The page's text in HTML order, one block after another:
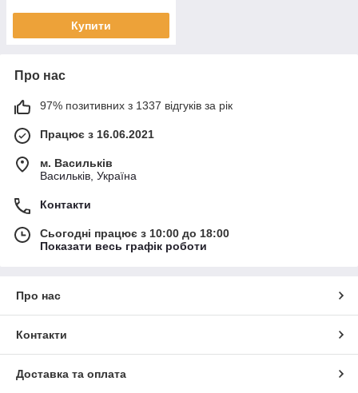
Купити
Про нас
97% позитивних з 1337 відгуків за рік
Працює з 16.06.2021
м. Васильків
Васильків, Україна
Контакти
Сьогодні працює з 10:00 до 18:00
Показати весь графік роботи
Про нас
Контакти
Доставка та оплата